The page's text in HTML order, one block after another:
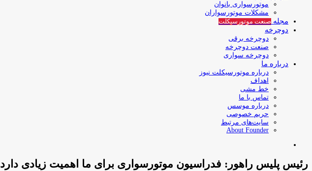
موتورسواری بانوان
مشکلات موتورسواران
مجله صنعت موتورسیکلت
دوچرخه
دوچرخه برقی
صنعت دوچرخه
دوچرخه سواری
درباره ما
درباره موتورسیکلت نیوز
اهداف
خط مشی
تماس با ما
درباره موسس
حریم خصوصی
سایت‌های مرتبط
About Founder
رئیس پلیس راهور: فدراسیون موتورسواری برای ما اهمیت زیادی دارد